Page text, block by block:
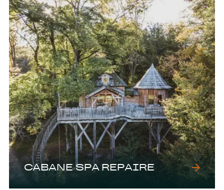
CABANE SPA REPAIRE